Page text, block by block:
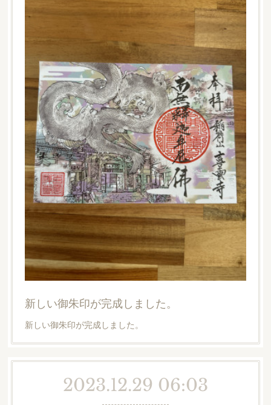
新しい御朱印が完成しました。
新しい御朱印が完成しました。
2023.12.29 06:03